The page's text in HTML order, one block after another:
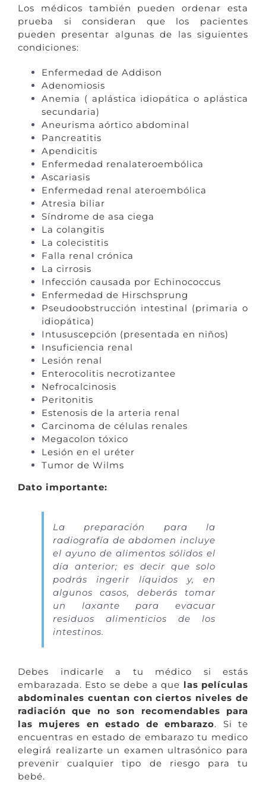
Los médicos también pueden ordenar esta
prueba si consideran que los pacientes
pueden presentar algunas de las siguientes
condiciones:
Enfermedad de Addison
Adenomiosis
Anemia ( aplástica idiopática o aplástica
secundaria)
Aneurisma aórtico abdominal
Pancreatitis
Apendicitis
Enfermedad renalateroembólica
Ascariasis
Enfermedad renal ateroembólica
Atresia biliar
Síndrome de asa ciega
La colangitis
La colecistitis
Falla renal crónica
La cirrosis
Infección causada por Echinococcus
Enfermedad de Hirschsprung
Pseudoobstrucción intestinal (primaria o
idiopática)
Intususcepción (presentada en niños)
Insuficiencia renal
Lesión renal
Enterocolitis necrotizantee
Nefrocalcinosis
Peritonitis
Estenosis de la arteria renal
Carcinoma de células renales
Megacolon tóxico
Lesión en el uréter
Tumor de Wilms
Dato importante:
La preparación para la
radiografía de abdomen incluye
el ayuno de alimentos sólidos el
día anterior; es decir que solo
podrás ingerir líquidos y, en
algunos casos, deberás tomar
un laxante para evacuar
residuos alimenticios de los
intestinos.
Debes indicarle a tu médico si estás
embarazada. Esto se debe a que las películas
abdominales cuentan con ciertos niveles de
radiación que no son recomendables para
las mujeres en estado de embarazo. Si te
encuentras en estado de embarazo tu medico
elegirá realizarte un examen ultrasónico para
prevenir cualquier tipo de riesgo para tu
bebé.